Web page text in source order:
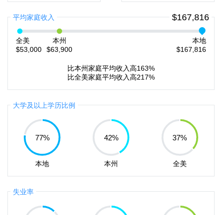
平均家庭收入 $167,816
全美
$53,000
本州
$63,900
本地
$167,816
比本州家庭平均收入高163%
比全美家庭平均收入高217%
大学及以上学历比例
77%
本地
42%
本州
37%
全美
失业率